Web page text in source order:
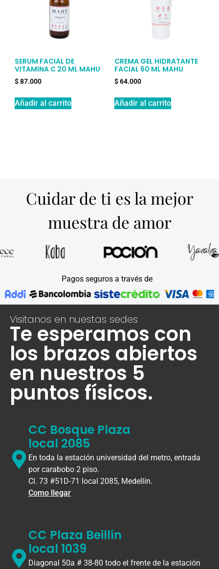
SERUM FACIAL DE
VITAMINA C 20 ML MAHU
$87.000
Añadir al carrito
CREMA GEL HIDRATANTE
FACIAL 60 ML MAHU
$64.000
Añadir al carrito
Cuidar de ti es la mejor
muestra de amor
Pagos seguros a través de
Visitanos en nuestas sedes
Te esperamos con
los brazos abiertos
en nuestros 5
puntos físicos.
CC Bosque Plaza
local 2085
En toda la estación universidad del metro, entrada
por carabobo 2 piso.
Cl. 73 #51D-71 local 2085, Medellín.
Como llegar
CC Plaza Beillín
local 1039
Diagonal 50a # 38-80 todo el frente de la estación